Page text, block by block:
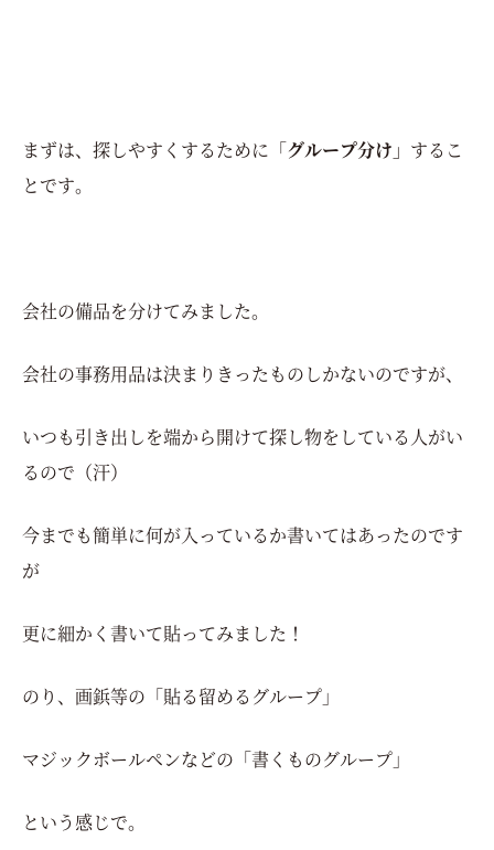
まずは、探しやすくするために「グループ分け」 するこ
とです。
会社の備品を分けてみました。
会社の事務用品は決まりきったものしかないのですが、
いつも引き出しを端から開けて探し物をしている人がい
るので（汗）
今までも簡単に何が入っているか書いてはあったのです
が
更に細かく書いて貼ってみました！
のり、画鋲等の「貼る留めるグループ」
マジックボールペンなどの「書くものグループ」
という感じで。